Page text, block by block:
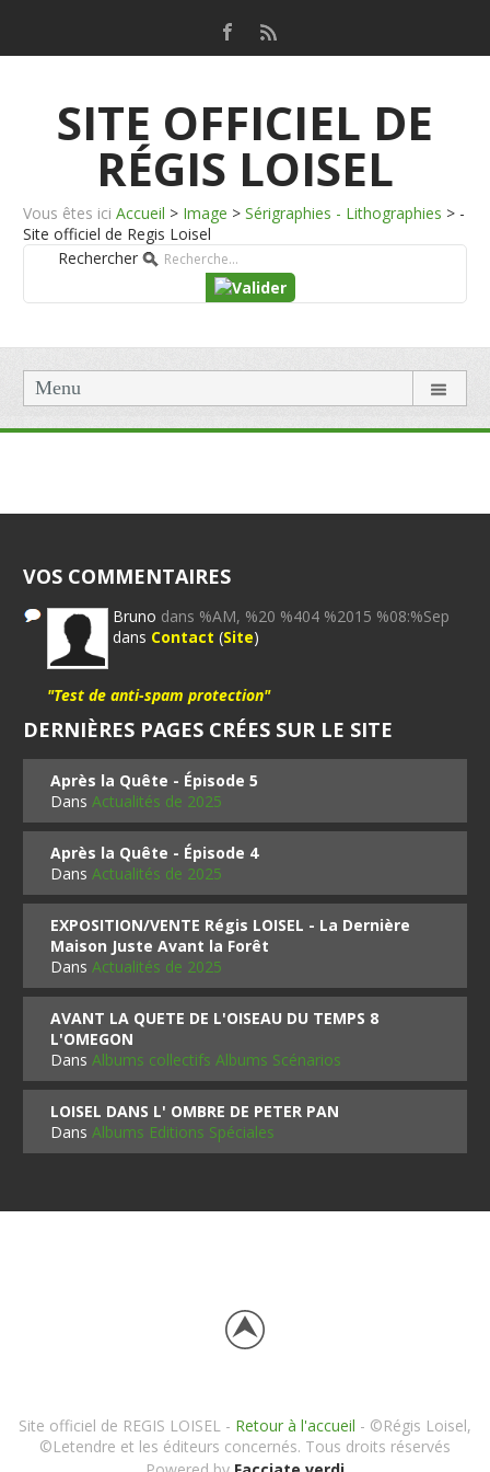
SITE OFFICIEL DE
RÉGIS LOISEL
Vous êtes ici Accueil > Image > Sérigraphies - Lithographies > -
Site officiel de Regis Loisel
Rechercher
Menu
VOS COMMENTAIRES
Bruno dans %AM, %20 %404 %2015 %08:%Sep
dans Contact (Site)
"Test de anti-spam protection"
DERNIÈRES PAGES CRÉES SUR LE SITE
Après la Quête - Épisode 5
DansActualités de 2025
Après la Quête - Épisode 4
DansActualités de 2025
EXPOSITION/VENTE Régis LOISEL - La Dernière
Maison Juste Avant la Forêt
DansActualités de 2025
AVANT LA QUETE DE L'OISEAU DU TEMPS 8
L'OMEGON
DansAlbums collectifs Albums Scénarios
LOISEL DANS L' OMBRE DE PETER PAN
DansAlbums Editions Spéciales
Site officiel de REGIS LOISEL - Retour à l'accueil - ©Régis Loisel,
©Letendre et les éditeurs concernés. Tous droits réservés